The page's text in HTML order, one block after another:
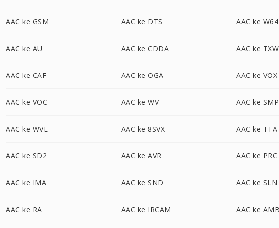
AAC ke GSM AAC ke DTS AAC ke W64
AAC ke AU AAC ke CDDA AAC ke TXW
AAC ke CAF AAC ke OGA AAC ke VOX
AAC ke VOC AAC ke WV AAC ke SMP
AAC ke WVE AAC ke 8SVX AAC ke TTA
AAC ke SD2 AAC ke AVR AAC ke PRC
AAC ke IMA AAC ke SND AAC ke SLN
AAC ke RA AAC ke IRCAM AAC ke